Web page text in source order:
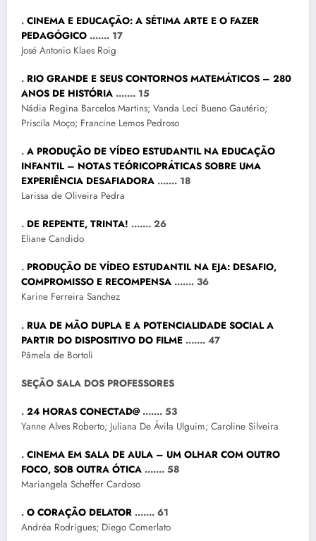
. CINEMA E EDUCAÇÃO: A SÉTIMA ARTE E O FAZER
PEDAGÓGICO ……. 17
José Antonio Klaes Roig
. RIO GRANDE E SEUS CONTORNOS MATEMÁTICOS – 280
ANOS DE HISTÓRIA ……. 15
Nádia Regina Barcelos Martins; Vanda Leci Bueno Gautério;
Priscila Moço; Francine Lemos Pedroso
. A PRODUÇÃO DE VÍDEO ESTUDANTIL NA EDUCAÇÃO
INFANTIL – NOTAS TEÓRICOPRÁTICAS SOBRE UMA
EXPERIÊNCIA DESAFIADORA ……. 18
Larissa de Oliveira Pedra
. DE REPENTE, TRINTA! ……. 26
Eliane Candido
. PRODUÇÃO DE VÍDEO ESTUDANTIL NA EJA: DESAFIO,
COMPROMISSO E RECOMPENSA ……. 36
Karine Ferreira Sanchez
. RUA DE MÃO DUPLA E A POTENCIALIDADE SOCIAL A
PARTIR DO DISPOSITIVO DO FILME ……. 47
Pâmela de Bortoli
SEÇÃO SALA DOS PROFESSORES
. 24 HORAS CONECTAD@ ……. 53
Yanne Alves Roberto; Juliana De Ávila Ulguim; Caroline Silveira
. CINEMA EM SALA DE AULA – UM OLHAR COM OUTRO
FOCO, SOB OUTRA ÓTICA ……. 58
Mariangela Scheffer Cardoso
. O CORAÇÃO DELATOR ……. 61
Andréa Rodrigues; Diego Comerlato